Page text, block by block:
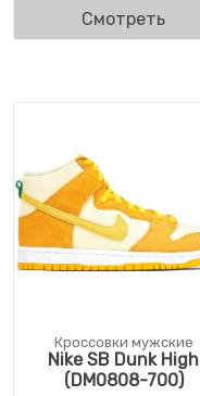
Смотреть
Кроссовки мужские
Nike SB Dunk High
(DM0808-700)